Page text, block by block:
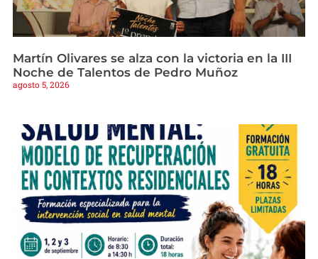
Martín Olivares se alza con la victoria en la III
Noche de Talentos de Pedro Muñoz
agosto 5, 2026